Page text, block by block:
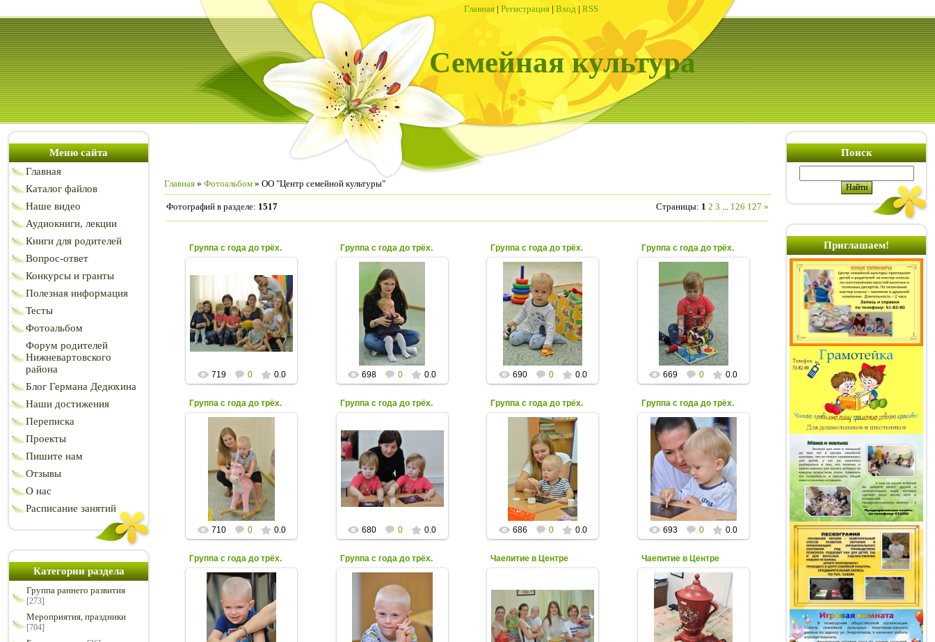
Главная | Регистрация | Вход | RSS
Семейная культура
Меню сайта
Главная
Каталог файлов
Наше видео
Аудиокниги, лекции
Книги для родителей
Вопрос-ответ
Конкурсы и гранты
Полезная информация
Тесты
Фотоальбом
Форум родителей
Нижневартовского
района
Блог Германа Дедюхина
Наши достижения
Переписка
Проекты
Пишите нам
Отзывы
О нас
Расписание занятий
Категории раздела
Группа раннего развития
[273]
Мероприятия, праздники
[704]
Главная » Фотоальбом » ОО "Центр семейной культуры"
Фотографий в разделе: 1517 Страницы: 1 2 3 ... 126 127 »
Группа с года до трёх.
07.10.2020
Занятия в группе с года
до трех в Центре
семейной культуры. 06-
10-2020
grot611
719 0 0.0
Группа с года до трёх.
07.10.2020
Занятия в группе с года
до трех в Центре
семейной культуры. 06-
10-2020
grot611
698 0 0.0
Группа с года до трёх.
07.10.2020
Занятия в группе с года
до трех в Центре
семейной культуры. 06-
10-2020
grot611
690 0 0.0
Группа с года до трёх.
07.10.2020
Занятия в группе с года
до трех в Центре
семейной культуры. 06-
10-2020
grot611
669 0 0.0
Группа с года до трёх.
07.10.2020
Занятия в группе с года
до трех в Центре
семейной культуры. 06-
10-2020
grot611
710 0 0.0
Группа с года до трёх.
07.10.2020
Занятия в группе с года
до трех в Центре
семейной культуры. 06-
10-2020
grot611
680 0 0.0
Группа с года до трёх.
07.10.2020
Занятия в группе с года
до трех в Центре
семейной культуры. 06-
10-2020
grot611
686 0 0.0
Группа с года до трёх.
07.10.2020
Занятия в группе с года
до трех в Центре
семейной культуры. 06-
10-2020
grot611
693 0 0.0
Группа с года до трёх.
07.10.2020
Занятия в группе с года
до трех в Центре
семейной культуры. 06-
10-2020
Группа с года до трёх.
07.10.2020
Занятия в группе с года
до трех в Центре
семейной культуры. 06-
10-2020
Чаепитие в Центре
"А не испечь ли нам
сегодня печенье
сновогодней
тематикой?"- подумали
мы с мамочками из
Чаепитие в Центре
10.12.2019
"А не испечь ли нам
сегодня печенье
сновогодней
тематикой?"- подумали
мы с мамочками из
Поиск
Приглашаем!